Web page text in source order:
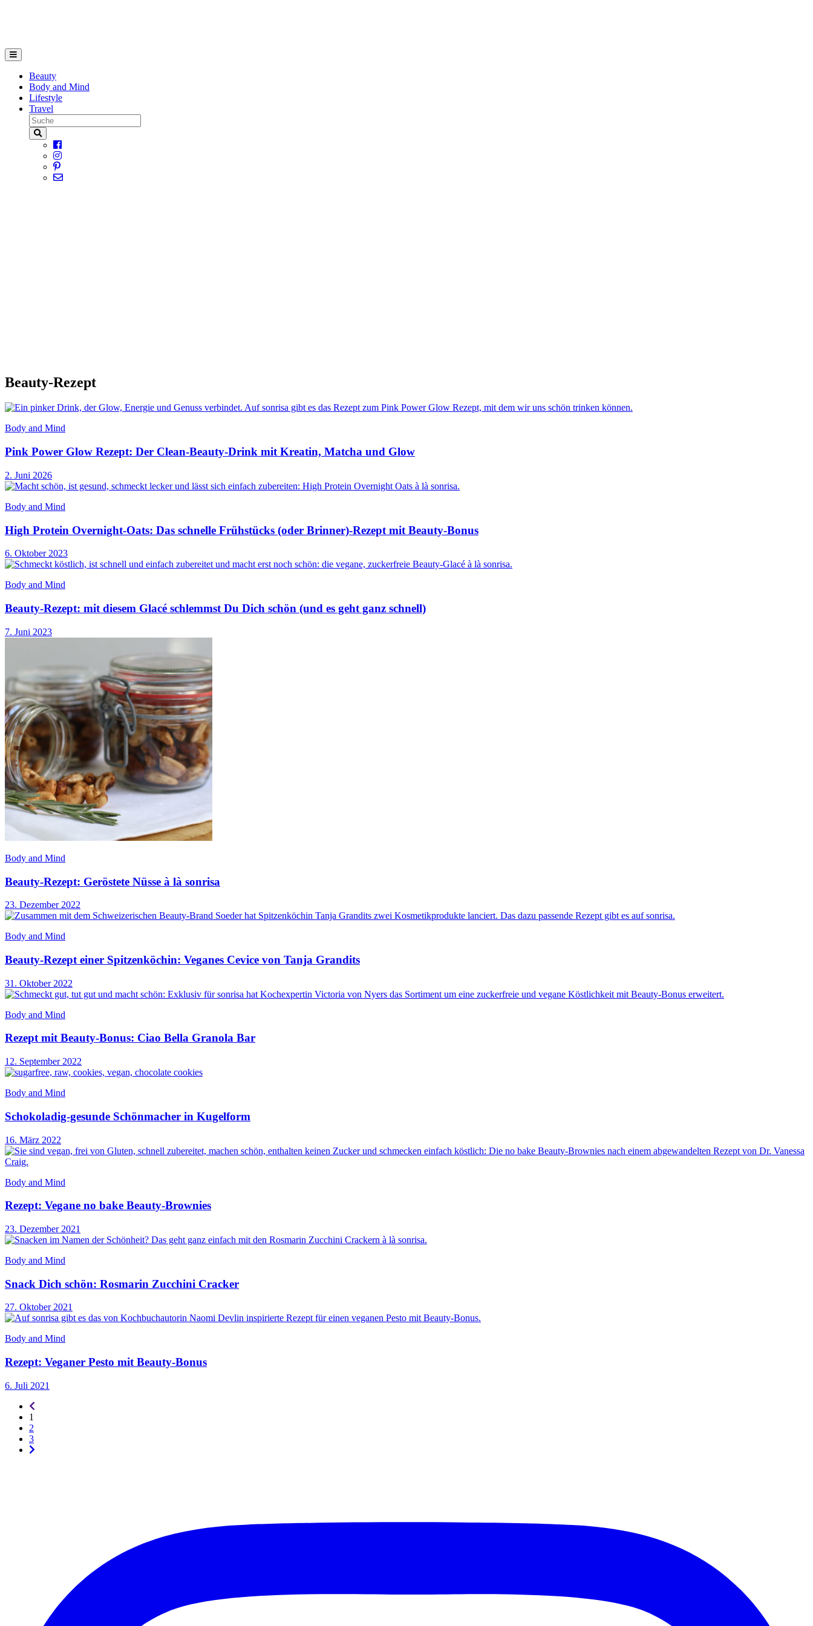
Beauty
Body and Mind
Lifestyle
Travel
Beauty-Rezept
Body and Mind
Pink Power Glow Rezept: Der Clean-Beauty-Drink mit Kreatin, Matcha und Glow
2. Juni 2026
Body and Mind
High Protein Overnight-Oats: Das schnelle Frühstücks (oder Brinner)-Rezept mit Beauty-Bonus
6. Oktober 2023
Body and Mind
Beauty-Rezept: mit diesem Glacé schlemmst Du Dich schön (und es geht ganz schnell)
7. Juni 2023
Body and Mind
Beauty-Rezept: Geröstete Nüsse à là sonrisa
23. Dezember 2022
Body and Mind
Beauty-Rezept einer Spitzenköchin: Veganes Cevice von Tanja Grandits
31. Oktober 2022
Body and Mind
Rezept mit Beauty-Bonus: Ciao Bella Granola Bar
12. September 2022
Body and Mind
Schokoladig-gesunde Schönmacher in Kugelform
16. März 2022
Body and Mind
Rezept: Vegane no bake Beauty-Brownies
23. Dezember 2021
Body and Mind
Snack Dich schön: Rosmarin Zucchini Cracker
27. Oktober 2021
Body and Mind
Rezept: Veganer Pesto mit Beauty-Bonus
6. Juli 2021
1
2
3